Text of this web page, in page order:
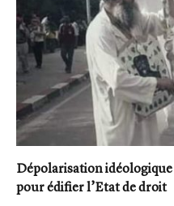
Dépolarisation
pour édifier l’Etat de droit